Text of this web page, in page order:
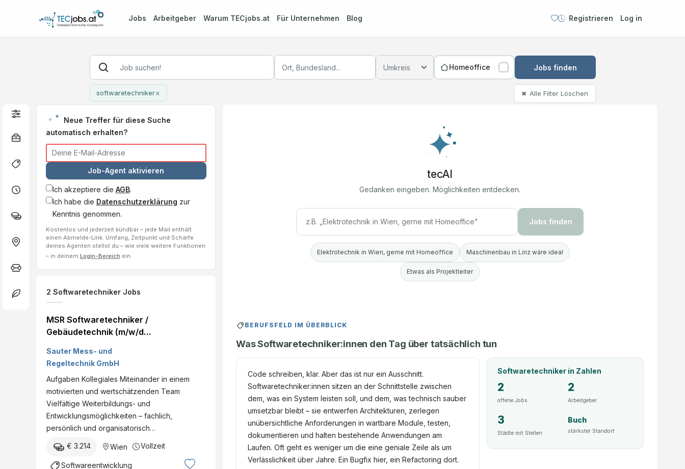
Jobs Arbeitgeber Warum TECjobs.at Für Unternehmen Blog Registrieren Log in
Homeoffice Jobs finden
softwaretechniker× ✖ Alle Filter Löschen
Neue Treffer für diese Suche
automatisch erhalten?
Job-Agent aktivieren
Ich akzeptiere die AGB.
Ich habe die Datenschutzerklärung zur
Kenntnis genommen.
Kostenlos und jederzeit kündbar – jede Mail enthält
einen Abmelde-Link. Umfang, Zeitpunkt und Schärfe
deines Agenten stellst du – wie viele weitere Funktionen
– in deinem Login-Bereich ein.
2 Softwaretechniker Jobs
MSR Softwaretechniker /
Gebäudetechnik (m/w/d)
Sauter Mess- und
Regeltechnik GmbH
Aufgaben Kollegiales Miteinander in einem
motivierten und wertschätzenden Team
Vielfältige Weiterbildungs- und
Entwicklungsmöglichkeiten – fachlich,
persönlich und organisatorisch…
€ 3.214 Wien Vollzeit
Softwareentwicklung
tecAI
Gedanken eingeben. Möglichkeiten entdecken.
Jobs finden
Elektrotechnik in Wien, gerne mit Homeoffice Maschinenbau in Linz wäre ideal
Etwas als Projektleiter
BERUFSFELD IM ÜBERBLICK
Was Softwaretechniker:innen den Tag über tatsächlich tun
Code schreiben, klar. Aber das ist nur ein Ausschnitt.
Softwaretechniker:innen sitzen an der Schnittstelle zwischen
dem, was ein System leisten soll, und dem, was technisch sauber
umsetzbar bleibt – sie entwerfen Architekturen, zerlegen
unübersichtliche Anforderungen in wartbare Module, testen,
dokumentieren und halten bestehende Anwendungen am
Laufen. Oft geht es weniger um die eine geniale Zeile als um
Verlässlichkeit über Jahre. Ein Bugfix hier, ein Refactoring dort.
Softwaretechnikerin Zahlen
2
offene Jobs
2
Arbeitgeber
3
Städte mit Stellen
Buch
stärkster Standort